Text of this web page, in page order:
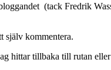
(tack Fredrik
själv kommentera.
hittar tillbaka till rutan